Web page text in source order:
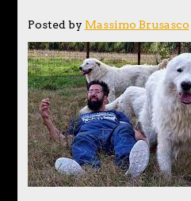
Posted by Massimo Brusasco